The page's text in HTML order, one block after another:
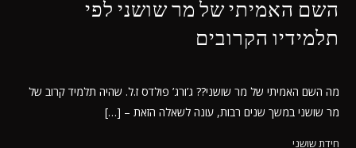
השם האמיתי של מר שושני לפי
תלמידיו הקרובים
מה השם האמיתי של מר שושני?? ג’ורג’ פולדס ז.ל. שהיה תלמיד קרוב של
מר שושני במשך שנים רבות, עונה לשאלה הזאת – […]
חידת שושני